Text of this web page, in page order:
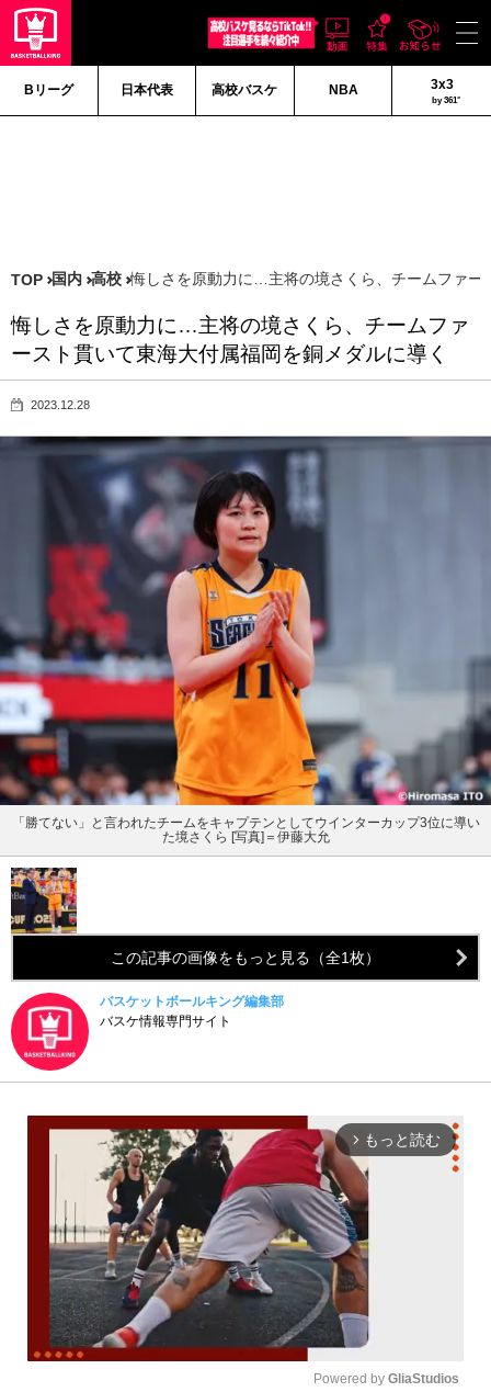
Bリーグ 日本代表 高校バスケ NBA 3x3
by 361°
TOP 国内 高校 悔しさを原動力に…主将の境さくら、チームファー
悔しさを原動力に…主将の境さくら、チームファ
ースト貫いて東海大付属福岡を銅メダルに導く
2023.12.28
「勝てない」と言われたチームをキャプテンとしてウインターカップ3位に導い
た境さくら [写真]＝伊藤大允
この記事の画像をもっと見る（全1枚）
バスケットボールキング編集部
バスケ情報専門サイト
arrow_forward_ios もっと読む
Powered by GliaStudios